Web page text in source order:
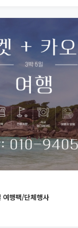
행팩/단체행사